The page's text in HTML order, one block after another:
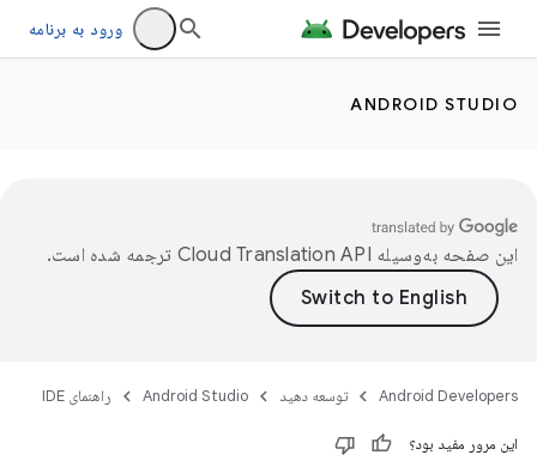
ورود به برنامه
ANDROID STUDIO
این صفحه به‌وسیله ترجمه شده است.
Android Developers توسعه دهید Android Studio راهنمای IDE
این مرور مفید بود؟